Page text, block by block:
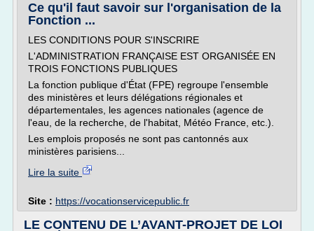
Ce qu'il faut savoir sur l'organisation de la
Fonction ...
LES CONDITIONS POUR S'INSCRIRE
L'ADMINISTRATION FRANÇAISE EST ORGANISÉE EN
TROIS FONCTIONS PUBLIQUES
La fonction publique d'État (FPE) regroupe l'ensemble
des ministères et leurs délégations régionales et
départementales, les agences nationales (agence de
l'eau, de la recherche, de l'habitat, Météo France, etc.).
Les emplois proposés ne sont pas cantonnés aux
ministères parisiens...
Lire la suite
Site : https://vocationservicepublic.fr
LE CONTENU DE L’AVANT-PROJET DE LOI